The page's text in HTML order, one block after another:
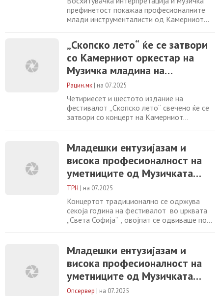
префинетост покажаа професионалните
млади инструменталисти од Камерниот
Македонија „Саша Николовски-Ѓумар“
музицирајќи вчеравечер на „Охридско
лето“. Концертот традиционално се
одржува секоја година на фестивалот во
црквата „Света Софија“ , овојпат се
одвиваше под диригентската
„Скопско лето“ ќе се затвори
со Камерниот оркестар на
Музичка младина на
Македонија
Рацин.мк | на 07.2025
Четириесет и шестото издание на
фестивалот „Скопско лето“ свечено ќе се
затвори со концерт на Камерниот
почне вечер во 20:30 часот во „Сули ан“,
информираат организаторите на настанот.
– Камерниот оркестар на Музичката
младина на Македонија „Саша Николовски
Младешки ентузијазам и
висока професионалност на
уметниците од Музичката
младина на Македонија
ТРН | на 07.2025
Концертот традиционално се одржува
секоја година на фестивалот во црквата
„Света Софија“ , овојпат се одвиваше под
портфолио. Ова не е негова прва
соработка со уметниците од Музичката
младина младина. -Се работи за
младински оркестар но со искусни
Младешки ентузијазам и
висока професионалност на
уметниците од Музичката
младина на Македонија
Опсервер | на 07.2025